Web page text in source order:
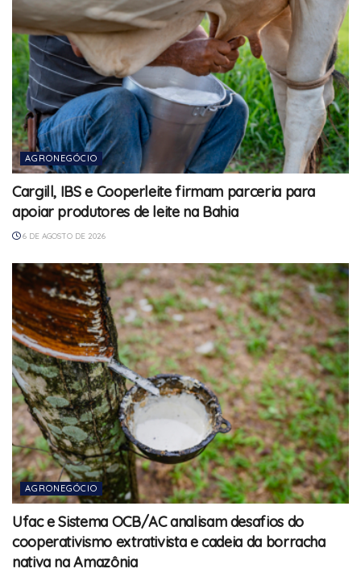
AGRONEGÓCIO
Cargill, IBS e Cooperleite firmam parceria para
apoiar produtores de leite na Bahia
6 DE AGOSTO DE 2026
AGRONEGÓCIO
Ufac e Sistema OCB/AC analisam desafios do
cooperativismo extrativista e cadeia da borracha
nativa na Amazônia